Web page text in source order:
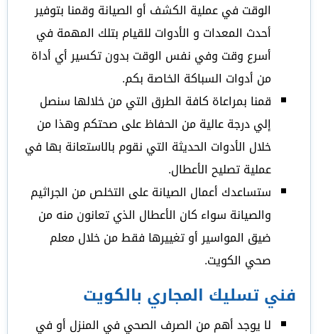
الوقت في عملية الكشف أو الصيانة وقمنا بتوفير
أحدث المعدات و الأدوات للقيام بتلك المهمة في
أسرع وقت وفي نفس الوقت بدون تكسير أي أداة
من أدوات السباكة الخاصة بكم.
قمنا بمراعاة كافة الطرق التي من خلالها سنصل
إلي درجة عالية من الحفاظ على صحتكم وهذا من
خلال الأدوات الحديثة التي نقوم بالاستعانة بها في
عملية تصليح الأعطال.
ستساعدك أعمال الصيانة على التخلص من الجراثيم
والصيانة سواء كان الأعطال الذي تعانون منه من
ضيق المواسير أو تغييرها فقط من خلال معلم
صحي الكويت.
فني تسليك المجاري بالكويت
لا يوجد أهم من الصرف الصحي في المنزل أو في